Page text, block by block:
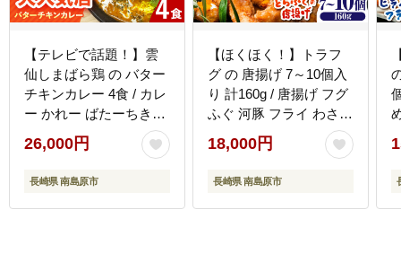
【テレビで話題！】雲
仙しまばら鶏 の バター
チキンカレー 4食 / カレ
ー かれー ばたーちきん
かれー 冷凍 湯煎 / 南島
原市 / それでもカレーが
食べたくて [SFY002]
26,000円
長崎県 南島原市
【ほくほく！】トラフ
グ の 唐揚げ 7～10個入
り 計160g / 唐揚げ フグ
ふぐ 河豚 フライ わさび
セット おつまみ / 南島
原市 / 株式会社
FUKUNOTANE
18,000円
長崎県 南島原市